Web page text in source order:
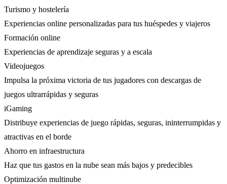
Turismo y hostelería
Experiencias online personalizadas para tus huéspedes y viajeros
Formación online
Experiencias de aprendizaje seguras y a escala
Videojuegos
Impulsa la próxima victoria de tus jugadores con descargas de
juegos ultrarrápidas y seguras
iGaming
Distribuye experiencias de juego rápidas, seguras, ininterrumpidas y
atractivas en el borde
Ahorro en infraestructura
Haz que tus gastos en la nube sean más bajos y predecibles
Optimización multinube